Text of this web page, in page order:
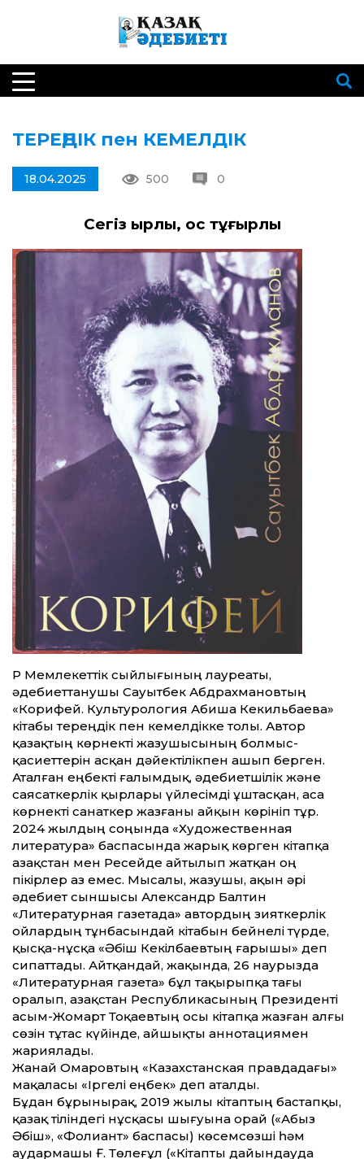
ТЕРЕҢДІК пен КЕМЕЛДІК
18.04.2025 500 0
Сегіз қырлы, қос тұғырлы
ҚР Мемлекеттік сыйлығының лауреа­ты,
әдебиеттанушы Сауытбек Абдрахмановтың
«Корифей. Культурология Абиша Кекильбаева»
кітабы тереңдік пен кемелдікке толы. Автор
қазақтың көрнекті жазушысының болмыс-
қасиеттерін асқан дәйектілікпен ашып берген.
Аталған еңбекті ғалымдық, әдебиетшілік және
саясаткерлік қырлары үйлесімді ұштасқан, аса
көрнекті санаткер жазғаны айқын көрініп тұр.
2024 жылдың соңында «Художественная
литература» баспасында жарық көрген кітапқа
Қазақстан мен Ресейде айтылып жатқан оң
пікірлер аз емес. Мысалы, жазушы, ақын әрі
әдебиет сыншысы Александр Балтин
«Литературная газетада» автордың зияткерлік
ойлардың тұнбасындай кітабын бейнелі түрде,
қысқа-нұсқа «Әбіш Кекілбаевтың ғарышы» деп
сипаттады. Айтқандай, жақында, 26 наурызда
«Литературная газета» бұл тақырыпқа тағы
оралып, Қазақстан Республикасының Президенті
Қасым-Жомарт Тоқаевтың осы кітапқа жазған алғы
сөзін тұтас күйінде, айшықты аннотациямен
жариялады.
Жанай Омаровтың «Казахстанская правдадағы»
мақаласы «Іргелі еңбек» деп аталды.
Бұдан бұрынырақ, 2019 жылы кітаптың бастапқы,
қазақ тіліндегі нұсқасы шығуына орай («Абыз
Әбіш», «Фолиант» баспасы) көсемсөзші һәм
аудармашы Ғ. Төлеғұл («Кітапты дайындауда